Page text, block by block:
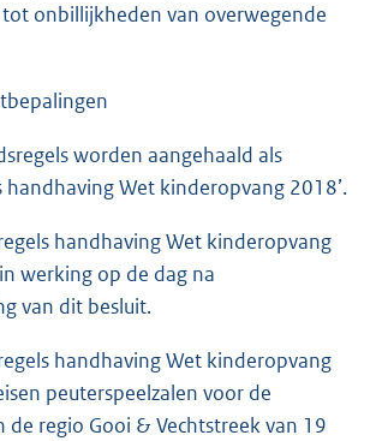
tot onbillijkheden van overwegende
worden aangehaald als
handhaving Wet kinderopvang 2018’.
handhaving Wet kinderopvang
werking op de dag na
van dit besluit.
handhaving Wet kinderopvang
peuterspeelzalen voor de
de regio Gooi & Vechtstreek van 19